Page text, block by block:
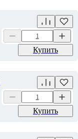
Купить
Купить